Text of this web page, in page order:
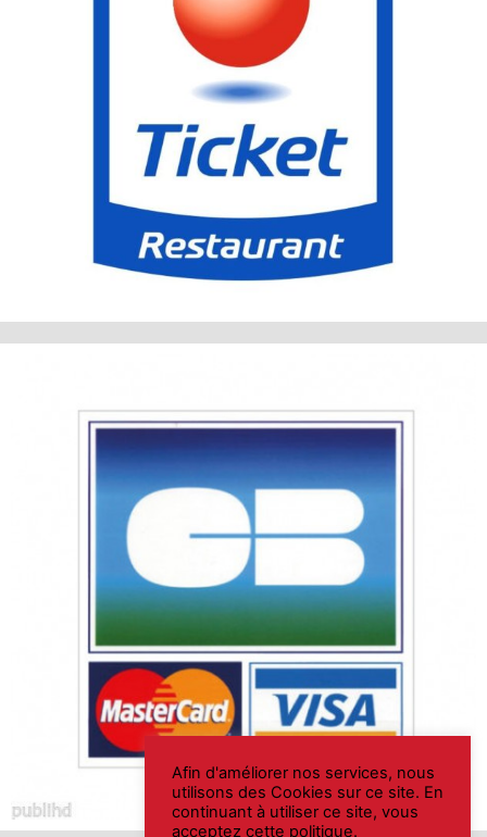
Afin d'améliorer nos services, nous
utilisons des Cookies sur ce site. En
continuant à utiliser ce site, vous
acceptez cette politique.